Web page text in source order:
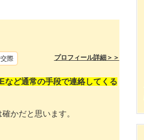
際 プロフィール詳細＞＞
など通常の手段で連絡してくる
かだと思います。